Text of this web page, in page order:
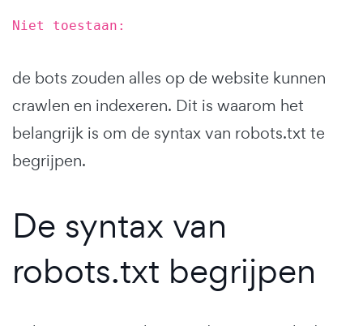
Niet toestaan:
de bots zouden alles op de website kunnen
crawlen en indexeren. Dit is waarom het
belangrijk is om de syntax van robots.txt te
begrijpen.
De syntax van
robots.txt begrijpen